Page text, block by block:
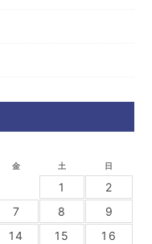
金 土 日
1
2
7 8
9
14 15 16